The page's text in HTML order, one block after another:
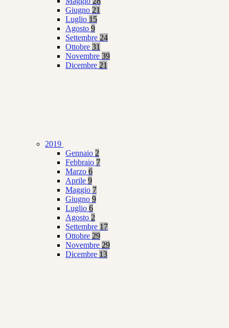
Giugno 21
Luglio 15
Agosto 9
Settembre 24
Ottobre 31
Novembre 39
Dicembre 21
2019
Gennaio 2
Febbraio 7
Marzo 6
Aprile 9
Maggio 7
Giugno 9
Luglio 6
Agosto 2
Settembre 17
Ottobre 29
Novembre 29
Dicembre 13